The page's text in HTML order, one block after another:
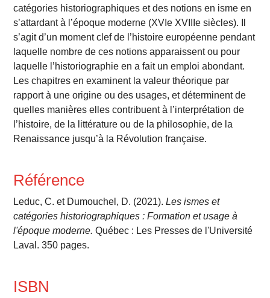
catégories historiographiques et des notions en isme en
s’attardant à l’époque moderne (XVIe XVIIIe siècles). Il
s’agit d’un moment clef de l’histoire européenne pendant
laquelle nombre de ces notions apparaissent ou pour
laquelle l’historiographie en a fait un emploi abondant.
Les chapitres en examinent la valeur théorique par
rapport à une origine ou des usages, et déterminent de
quelles manières elles contribuent à l’interprétation de
l’histoire, de la littérature ou de la philosophie, de la
Renaissance jusqu’à la Révolution française.
Référence
Leduc, C. et Dumouchel, D. (2021).Les ismes et
catégories historiographiques : Formation et usage à
l'époque moderne. Québec : Les Presses de l'Université
Laval. 350 pages.
ISBN